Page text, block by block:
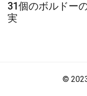
31個のボルドー
実
©